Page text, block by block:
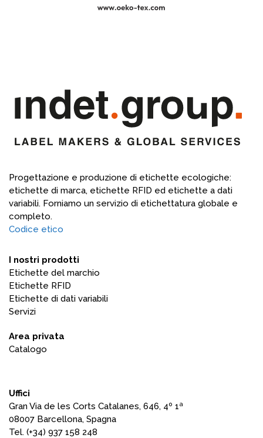
Progettazione e produzione di etichette ecologiche:
etichette di marca, etichette RFID ed etichette a dati
variabili. Forniamo un servizio di etichettatura globale e
completo.
Codice etico
I nostri prodotti
Etichette del marchio
Etichette RFID
Etichette di dati variabili
Servizi
Area privata
Catalogo
Uffici
Gran Via de les Corts Catalanes, 646, 4º 1ª
08007 Barcellona, Spagna
Tel. (+34) 937 158 248